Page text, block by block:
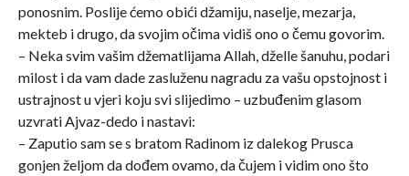
ponosnim. Poslije ćemo obići džamiju, naselje, mezarja,
mekteb i drugo, da svojim očima vidiš ono o čemu govorim.
– Neka svim vašim džematlijama Allah, dželle šanuhu, podari
milost i da vam dade zasluženu nagradu za vašu opstojnost i
ustrajnost u vjeri koju svi slijedimo – uzbuđenim glasom
uzvrati Ajvaz-dedo i nastavi:
– Zaputio sam se s bratom Radinom iz dalekog Prusca
gonjen željom da dođem ovamo, da čujem i vidim ono što